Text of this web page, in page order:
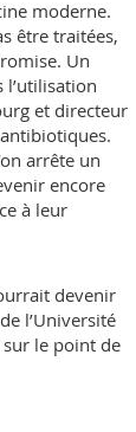
moderne.
être traitées,
Un
l’utilisation
et directeur
arrête un
encore
à leur
devenir
l’Université
le point de